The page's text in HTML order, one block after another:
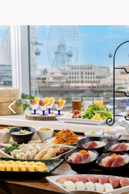
煙
禁煙 14.00m
ダブルサイズ / 幅131-
Wi-Fiあり（無料）